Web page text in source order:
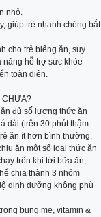
nhỏ.
giúp trẻ nhanh chóng bắt
cho trẻ biếng ăn, suy
năng hỗ trợ sức khỏe
toàn diện.
CHƯA?
đủ số lựơng thức ăn
dài (trên 30 phút thậm
ăn ít hơn bình thường,
ăn một số loại thức ăn
trốn khi tới bữa ăn,…
chia thành 3 nhóm
dinh dưỡng không phù
bụng mẹ, vitamin &